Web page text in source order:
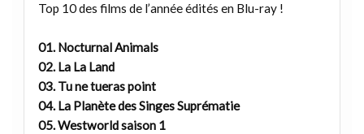
Top 10 des films de l’année édités en Blu-ray !
01. Nocturnal Animals
02. La La Land
03. Tu ne tueras point
04. La Planète des Singes Suprématie
05. Westworld saison 1